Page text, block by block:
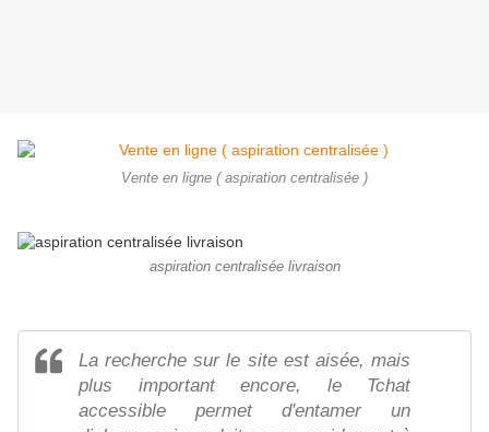
Vente en ligne ( aspiration centralisée )
aspiration centralisée livraison
La recherche sur le site est aisée, mais
plus important encore, le Tchat
accessible permet d'entamer un